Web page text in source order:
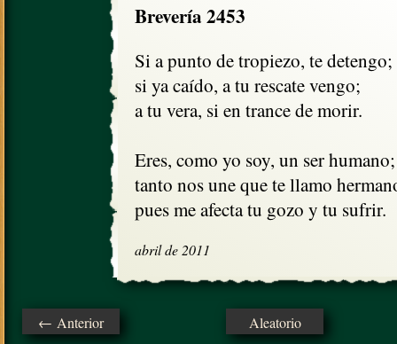
Brevería 2453
Si a punto de tropiezo, te detengo;
si ya caído, a tu rescate vengo;
a tu vera, si en trance de morir.
Eres, como yo soy, un ser humano;
tanto nos une que te llamo
pues me afecta tu gozo y tu sufrir.
abril de 2011
← Anterior Aleatorio